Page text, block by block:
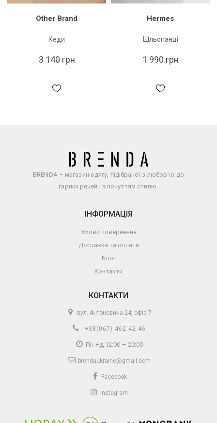
Other Brand
Кеди
3 140 грн
Hermes
Шльопанці
1 990 грн
BRENDA – магазин одягу, підібраної з любов`ю до
гарних речей і з почуттям стилю.
ІНФОРМАЦІЯ
Умови повернення
Доставка та оплата
Блог
Контакти
КОНТАКТИ
вул. Антоновича 24, офіс 7
+38(067)-462-42-46
Пн-Нд 12:00 — 20:00
brendaukraine@gmail.com
Facebook
Instagram